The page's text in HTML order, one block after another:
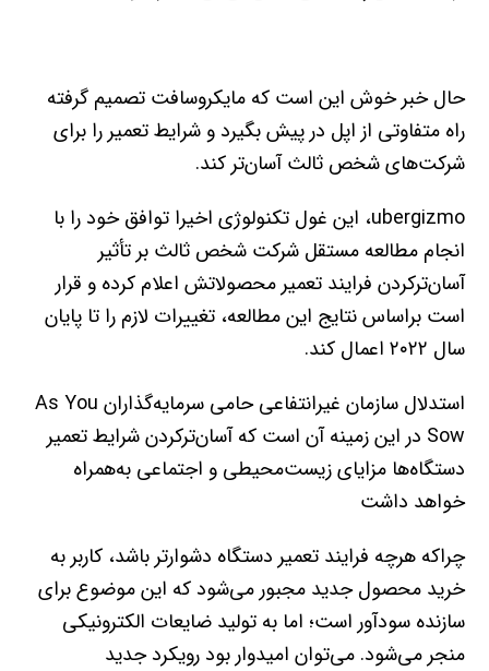
حال خبر خوش این است که مایکروسافت تصمیم گرفته
راه متفاوتی از اپل در پیش بگیرد و شرایط تعمیر را برای
شرکت‌های شخص ثالث آسان‌تر کند.
ubergizmo، این غول تکنولوژی اخیرا توافق خود را با
انجام مطالعه مستقل شرکت شخص ثالث بر تأثیر
آسان‌ترکردن فرایند تعمیر محصولاتش اعلام کرده و قرار
است براساس نتایج این مطالعه، تغییرات لازم را تا پایان
سال ۲۰۲۲ اعمال کند.
استدلال سازمان غیرانتفاعی حامی سرمایه‌گذاران As You
Sow در این زمینه آن است که آسان‌ترکردن شرایط تعمیر
دستگاه‌ها مزایای زیست‌محیطی و اجتماعی به‌همراه
خواهد داشت
چراکه هرچه فرایند تعمیر دستگاه دشوارتر باشد، کاربر به
خرید محصول جدید مجبور می‌شود که این موضوع برای
سازنده سودآور است؛ اما به تولید ضایعات الکترونیکی
منجر می‌شود. می‌توان امیدوار بود رویکرد جدید